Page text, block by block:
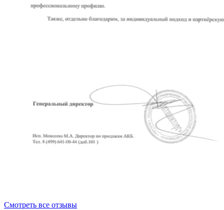
Смотреть все отзывы